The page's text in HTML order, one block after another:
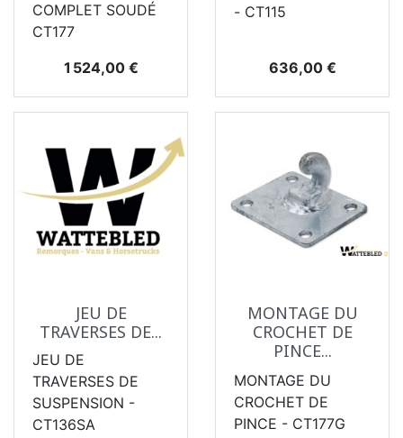
COMPLET SOUDÉ
CT177
Prix
1 524,00 €
- CT115
Prix
636,00 €
JEU DE
TRAVERSES DE...
JEU DE
TRAVERSES DE
SUSPENSION -
CT136SA
MONTAGE DU
CROCHET DE
PINCE...
MONTAGE DU
CROCHET DE
PINCE - CT177G